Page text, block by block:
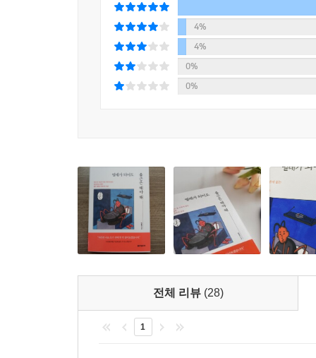
---「오랜 경력단절 후 다시 출근하게 되었다」중
향유 고래를 쫓아 태평양을 샅샅이 돌아다닌 에
에게 한쪽 다리를 잃고 나서 복수의 광기와 죽음
능력주의에서 진 사람들을 깔보는 건 승리자만이
정한 게임에서 진 건 다 내 책임이라고 자신을 모질
---「고졸이라는 이유로 잡일을 떠맡았다」중에서
사람들은 점점 더 ‘돈’을 바라보고 삽니다. 어떻게
돈은 많으면 많을수록 그냥 좋은 것이지 나쁠 게
---「한탕에 빠져 투자했다 많은 돈을 잃었다」중
그날 이후 양 대리는 심장 깊숙한 곳에 파이어족
독서 모임에서 그는 비슷한 경험을 했던 많은
자신들의 상황을 나누고, 책을 읽었습니다. 그리
저자는 당신도 이 기분을 느꼈으면 했습니다.
12가지의 이야기에 녹였습니다. 그리고 소설보
4%
4%
0%
0%
전체 리뷰 (28)
1